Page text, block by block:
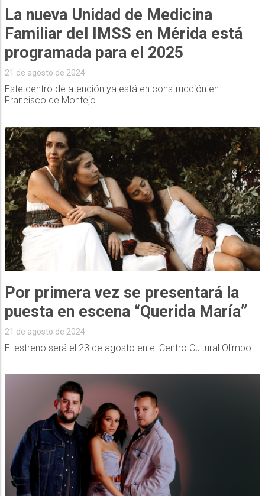
La nueva Unidad de Medicina
Familiar del IMSS en Mérida está
programada para el 2025
21 de agosto de 2024
Este centro de atención ya está en construcción en
Francisco de Montejo.
Por primera vez se presentará la
puesta en escena “Querida María”
21 de agosto de 2024
El estreno será el 23 de agosto en el Centro Cultural Olimpo.